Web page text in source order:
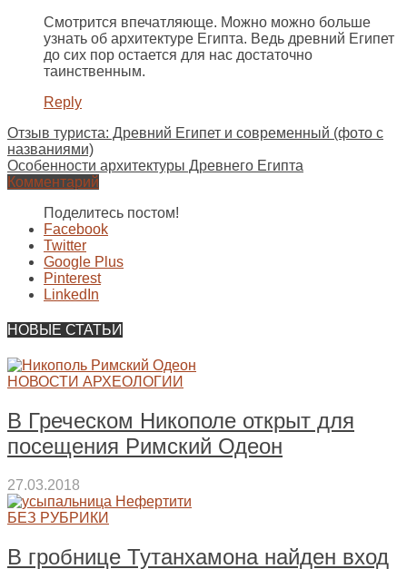
Смотрится впечатляюще. Можно можно больше
узнать об архитектуре Египта. Ведь древний Египет
до сих пор остается для нас достаточно
таинственным.
Reply
Отзыв туриста: Древний Египет и современный (фото с
названиями)
Особенности архитектуры Древнего Египта
Комментарий
Поделитесь постом!
Facebook
Twitter
Google Plus
Pinterest
LinkedIn
НОВЫЕ СТАТЬИ
НОВОСТИ АРХЕОЛОГИИ
В Греческом Никополе открыт для
посещения Римский Одеон
27.03.2018
БЕЗ РУБРИКИ
В гробнице Тутанхамона найден вход